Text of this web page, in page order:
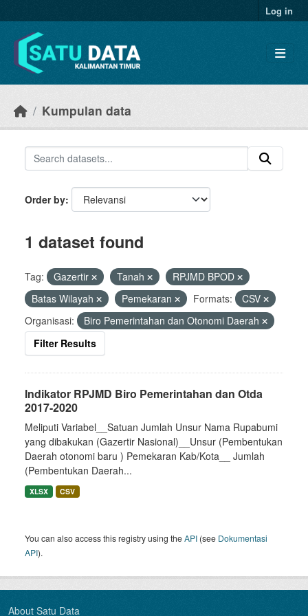
Log in
Kumpulan data
Order by
1 dataset found
Tag: Gazertir Tanah
RPJMD BPOD
Batas Wilayah
Pemekaran Formats:
CSV
Organisasi:
Biro Pemerintahan dan Otonomi Daerah
Filter Results
Indikator RPJMD Biro Pemerintahan dan Otda
2017-2020
Meliputi Variabel__Satuan Jumlah Unsur Nama Rupabumi
yang dibakukan (Gazertir Nasional)__Unsur (Pembentukan
Daerah otonomi baru ) Pemekaran Kab/Kota__ Jumlah
(Pembentukan Daerah...
XLSX CSV
You can also access this registry using theAPI (see Dokumentasi
API).
About Satu Data